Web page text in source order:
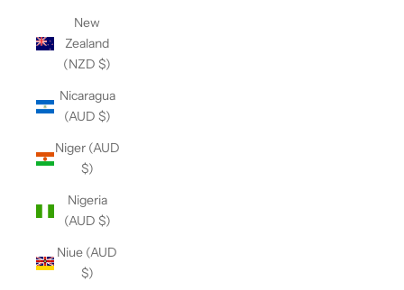
New
Zealand
(NZD $)
Nicaragua
(AUD $)
Niger (AUD
$)
Nigeria
(AUD $)
Niue (AUD
$)